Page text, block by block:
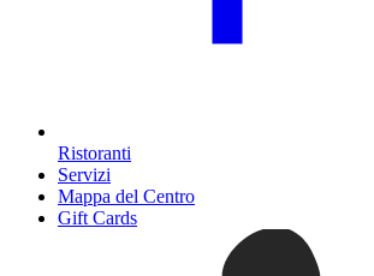
Ristoranti
Servizi
Mappa del Centro
Gift Cards